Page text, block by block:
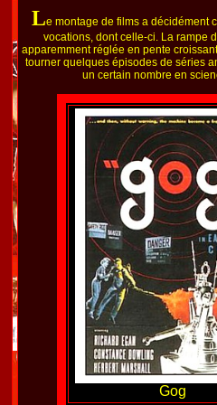
Le montage de films a décidément
vocations, dont celle-ci. La rampe
apparemment réglée en pente
tourner quelques épisodes de séries
un certain nombre en
Gog